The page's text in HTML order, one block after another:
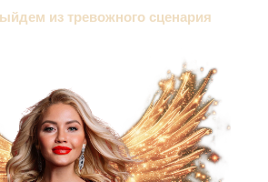
из тревожного сценария